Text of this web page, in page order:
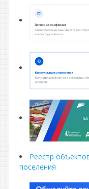
Реестр
поселения